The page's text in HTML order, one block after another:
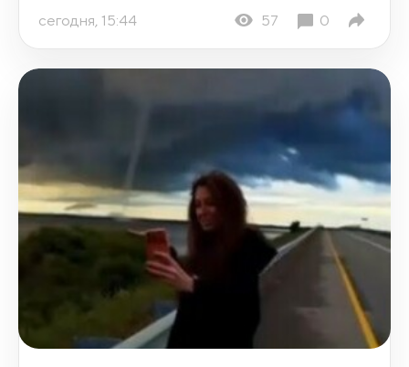
сегодня, 15:44 57 0